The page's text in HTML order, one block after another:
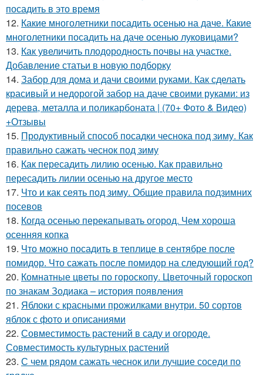
посадить в это время
12. Какие многолетники посадить осенью на даче. Какие
многолетники посадить на даче осенью луковицами?
13. Как увеличить плодородность почвы на участке.
Добавление статьи в новую подборку
14. Забор для дома и дачи своими руками. Как сделать
красивый и недорогой забор на даче своими руками: из
дерева, металла и поликарбоната | (70+ Фото & Видео)
+Отзывы
15. Продуктивный способ посадки чеснока под зиму. Как
правильно сажать чеснок под зиму
16. Как пересадить лилию осенью. Как правильно
пересадить лилии осенью на другое место
17. Что и как сеять под зиму. Общие правила подзимних
посевов
18. Когда осенью перекапывать огород. Чем хороша
осенняя копка
19. Что можно посадить в теплице в сентябре после
помидор. Что сажать после помидор на следующий год?
20. Комнатные цветы по гороскопу. Цветочный гороскоп
по знакам Зодиака – история появления
21. Яблоки с красными прожилками внутри. 50 сортов
яблок с фото и описаниями
22. Совместимость растений в саду и огороде.
Совместимость культурных растений
23. С чем рядом сажать чеснок или лучшие соседи по